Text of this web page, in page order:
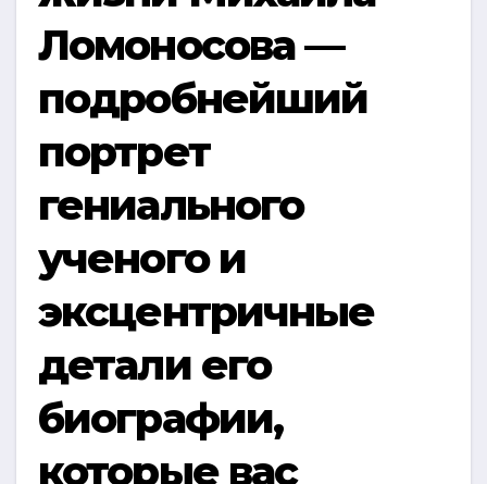
Ломоносова —
подробнейший
портрет
гениального
ученого и
эксцентричные
детали его
биографии,
которые вас